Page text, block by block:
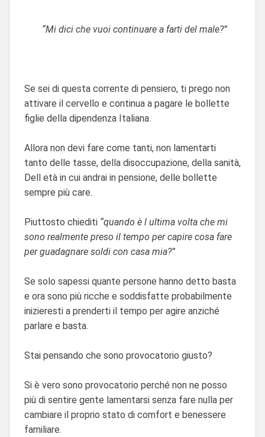
“Mi dici che vuoi continuare a farti del male?”
Se sei di questa corrente di pensiero, ti prego non
attivare il cervello e continua a pagare le bollette
figlie della dipendenza Italiana.
Allora non devi fare come tanti, non lamentarti
tanto delle tasse, della disoccupazione, della sanità,
Dell età in cui andrai in pensione, delle bollette
sempre più care.
Piuttosto chiediti “quando è l ultima volta che mi
sono realmente preso il tempo per capire cosa fare
per guadagnare soldi con casa mia?”
Se solo sapessi quante persone hanno detto basta
e ora sono più ricche e soddisfatte probabilmente
inizieresti a prenderti il tempo per agire anziché
parlare e basta.
Stai pensando che sono provocatorio giusto?
Si è vero sono provocatorio perché non ne posso
più di sentire gente lamentarsi senza fare nulla per
cambiare il proprio stato di comfort e benessere
familiare.